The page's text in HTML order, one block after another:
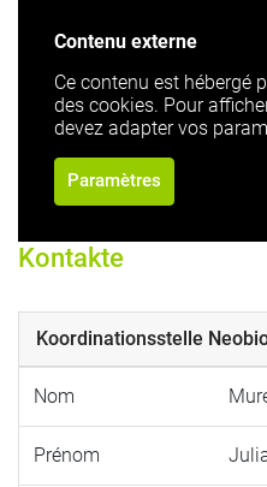
Contenu externe
Ce contenu est hébergé
des cookies. Pour
devez adapter vos
Paramètres
Kontakte
Koordinationsstelle
Nom
Prénom